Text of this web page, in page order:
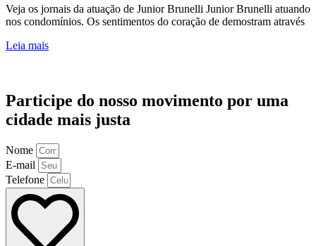
Veja os jornais da atuação de Junior Brunelli Junior Brunelli atuando
nos condomínios. Os sentimentos do coração de demostram através
Leia mais
Participe do nosso movimento por uma
cidade mais justa
Nome
E-mail
Telefone